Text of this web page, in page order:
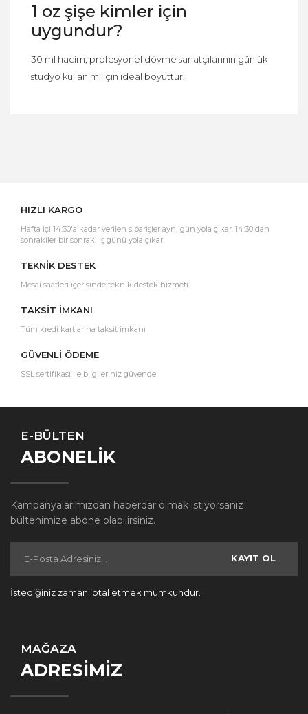
1 oz şişe kimler için
uygundur?
30 ml hacim; profesyonel dövme sanatçılarının günlük
stüdyo kullanımı için ideal boyuttur.
HIZLI KARGO
Hafta içi 14:30'a kadar verilen siparişler aynı gün yola çıkar. 14:30'dan
sonrakiler bir sonraki iş günü yola çıkar.
TEKNİK DESTEK
Mesai saatleri içerisinde teknik destek hizmeti
TAKSİT İMKANI
Tüm kredi kartlarına taksit imkanı
GÜVENLİ ÖDEME
SSL sertifikası ile bilgileriniz güvende.
E-BÜLTEN
ABONELİK
Kampanyalarımızdan haberdar olmak istiyorsanız
bültenimize abone olabilirsiniz.
KAYIT OL
İstediğiniz zaman iptal etmek mümkündür.
MAĞAZA
ADRESİMİZ